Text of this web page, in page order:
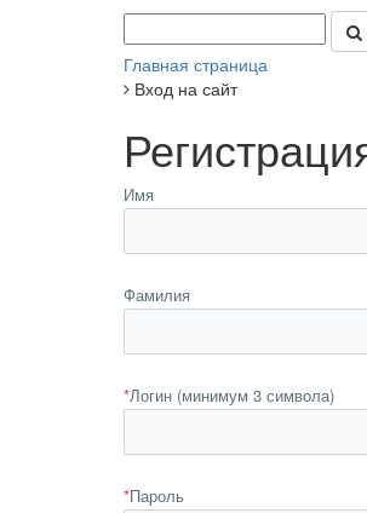
Главная страница
Вход на сайт
Имя
Фамилия
*Логин (минимум 3 символа)
*Пароль